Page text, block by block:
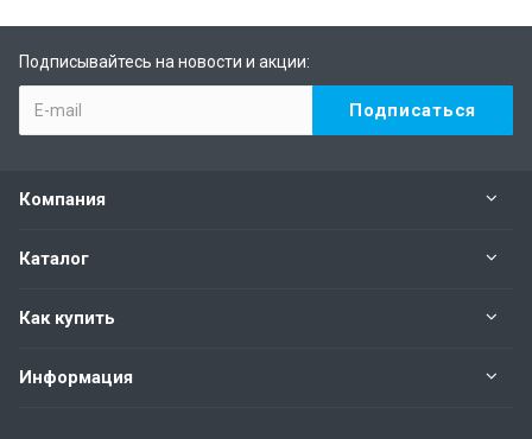
Подписывайтесь на новости и акции:
Компания
Каталог
Как купить
Информация